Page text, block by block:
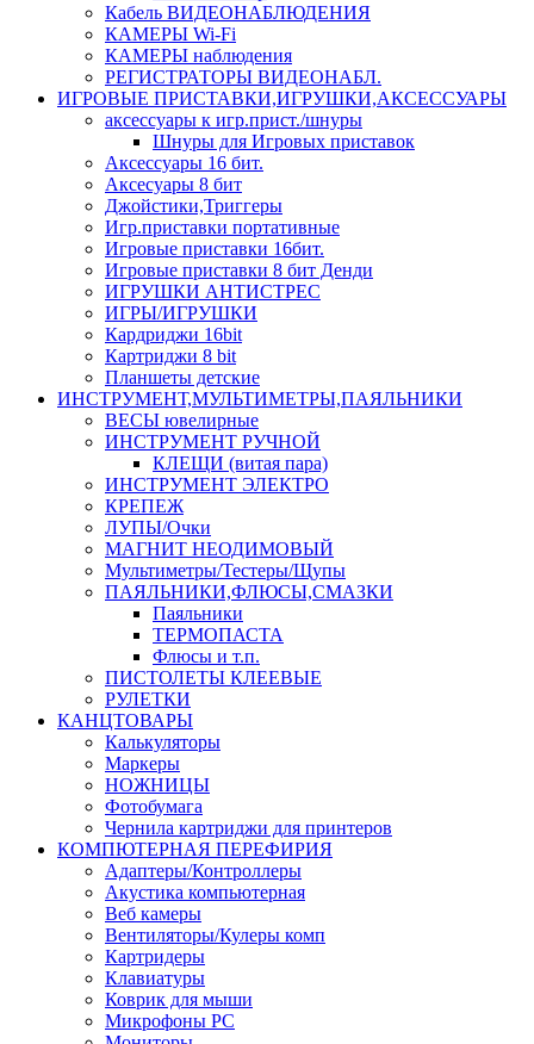
Кабель ВИДЕОНАБЛЮДЕНИЯ
КАМЕРЫ Wi-Fi
КАМЕРЫ наблюдения
РЕГИСТРАТОРЫ ВИДЕОНАБЛ.
ИГРОВЫЕ ПРИСТАВКИ,ИГРУШКИ,АКСЕССУАРЫ
аксесcуары к игр.прист./шнуры
Шнуры для Игровых приставок
Аксессуары 16 бит.
Аксесуары 8 бит
Джойстики,Триггеры
Игр.приставки портативные
Игровые приставки 16бит.
Игровые приставки 8 бит Денди
ИГРУШКИ АНТИСТРЕС
ИГРЫ/ИГРУШКИ
Кардриджи 16bit
Картриджи 8 bit
Планшеты детские
ИНСТРУМЕНТ,МУЛЬТИМЕТРЫ,ПАЯЛЬНИКИ
ВЕСЫ ювелирные
ИНСТРУМЕНТ РУЧНОЙ
КЛЕЩИ (витая пара)
ИНСТРУМЕНТ ЭЛЕКТРО
КРЕПЕЖ
ЛУПЫ/Очки
МАГНИТ НЕОДИМОВЫЙ
Мультиметры/Тестеры/Щупы
ПАЯЛЬНИКИ,ФЛЮСЫ,СМАЗКИ
Паяльники
ТЕРМОПАСТА
Флюсы и т.п.
ПИСТОЛЕТЫ КЛЕЕВЫЕ
РУЛЕТКИ
КАНЦТОВАРЫ
Калькуляторы
Маркеры
НОЖНИЦЫ
Фотобумага
Чернила картриджи для принтеров
КОМПЮТЕРНАЯ ПЕРЕФИРИЯ
Адаптеры/Контроллеры
Акустика компьютерная
Веб камеры
Вентиляторы/Кулеры комп
Картридеры
Клавиатуры
Коврик для мыши
Микрофоны PC